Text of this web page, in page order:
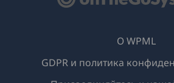
О WPML
GDPR и политика